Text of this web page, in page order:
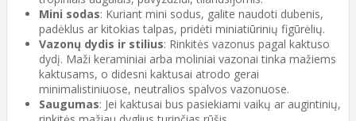
Mini sodas: Kuriant mini sodus, galite naudoti dubenis,
padėklus ar kitokias talpas, pridėti miniatiūrinių figūrėlių.
Vazonų dydis ir stilius: Rinkitės vazonus pagal kaktuso
dydį. Maži keraminiai arba moliniai vazonai tinka mažiems
kaktusams, o didesni kaktusai atrodo gerai
minimalistiniuose, neutralios spalvos vazonuose.
Saugumas: Jei kaktusai bus pasiekiami vaikų ar augintinių,